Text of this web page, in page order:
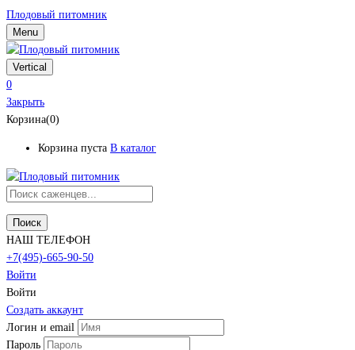
Плодовый питомник
Menu
Vertical
0
Закрыть
Корзина(0)
Корзина пуста В каталог
Поиск
НАШ ТЕЛЕФОН
+7(495)-665-90-50
Войти
Войти
Создать аккаунт
Логин и email
Пароль